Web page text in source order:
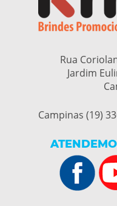
Rua
Jardim
Campinas (19)